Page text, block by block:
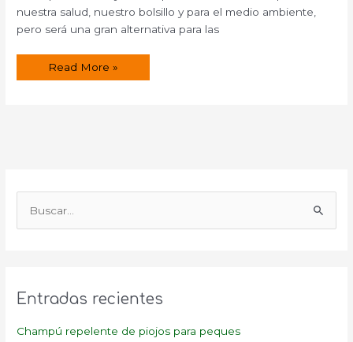
nuestra salud, nuestro bolsillo y para el medio ambiente,
pero será una gran alternativa para las
¿Cómo
Read More »
r
p
Entradas recientes
Champú repelente de piojos para peques